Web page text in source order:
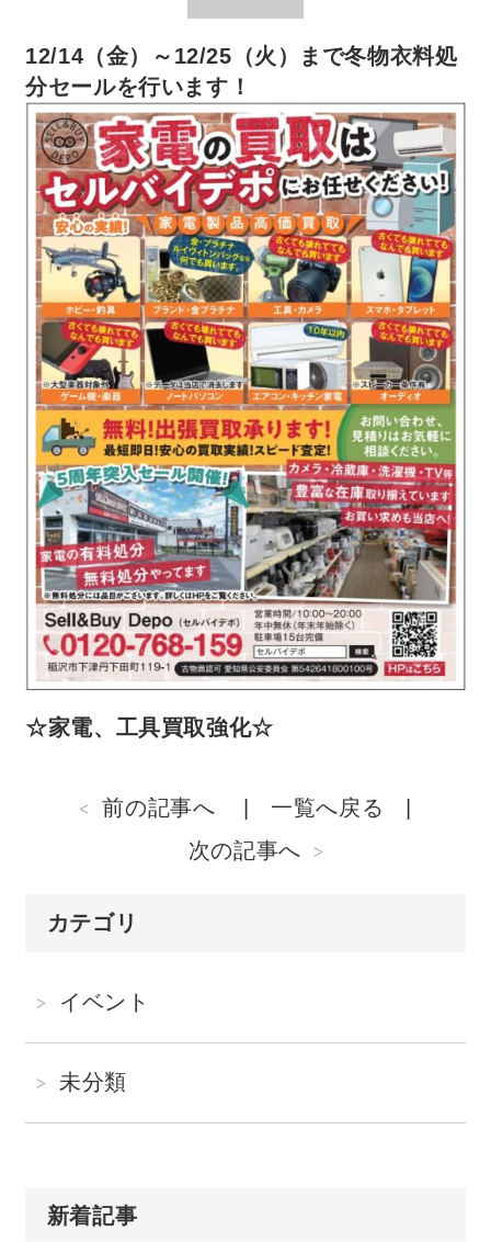
12/14（金）～12/25（火）まで冬物衣料処
分セールを行います！
☆家電、工具買取強化☆
前の記事へ
一覧へ戻る
次の記事へ
カテゴリ
イベント
未分類
新着記事